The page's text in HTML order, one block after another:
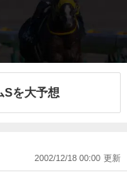
Sを大予想
2002/12/18 00:00